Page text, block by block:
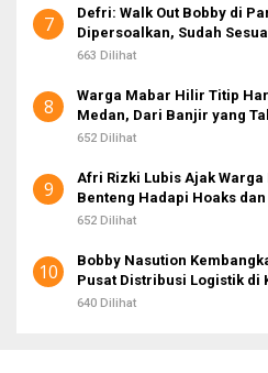
7
Defri: Walk Out Bobby di
Dipersoalkan, Sudah
663 Dilihat
8
Warga Mabar Hilir Titip
Medan, Dari Banjir yang
Layanan IKD
652 Dilihat
9
Afri Rizki Lubis Ajak
Benteng Hadapi Hoaks
652 Dilihat
10
Bobby Nasution
Pusat Distribusi Logistik di
640 Dilihat